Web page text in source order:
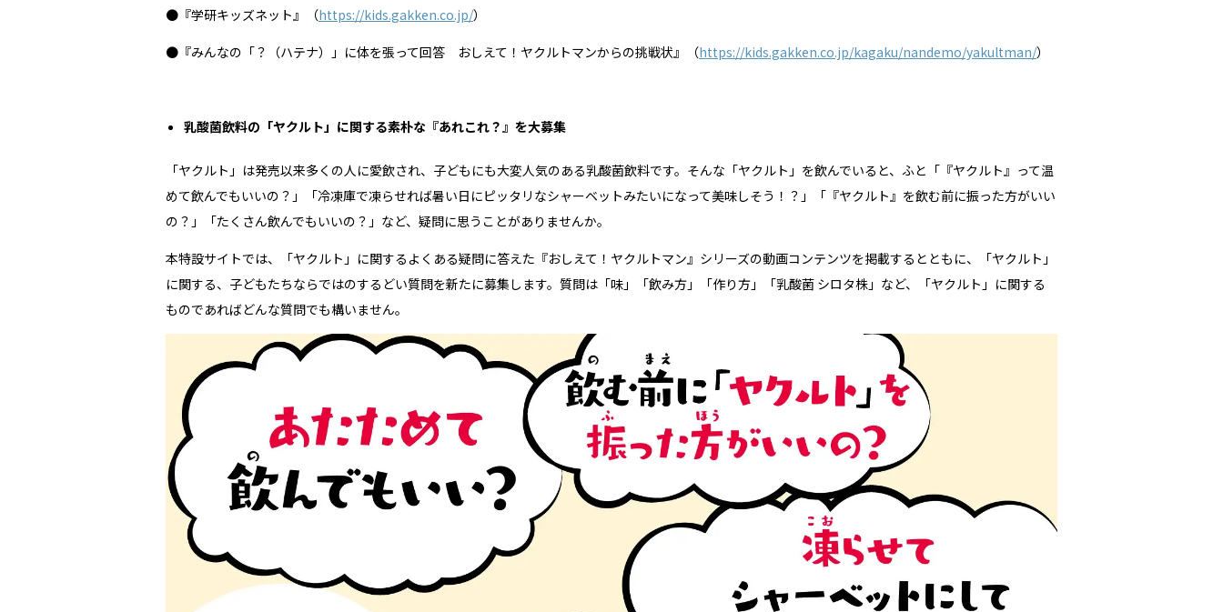
●『学研キッズネット』（https://kids.gakken.co.jp/）
●『みんなの「？（ハテナ）」に体を張って回答 おしえて！ヤクルトマンからの挑戦状』（https://kids.gakken.co.jp/kagaku/nandemo/yakultman/）
乳酸菌飲料の「ヤクルト」に関する素朴な『あれこれ？』を大募集
「ヤクルト」は発売以来多くの人に愛飲され、子どもにも大変人気のある乳酸菌飲料です。そんな「ヤクルト」を飲んでいると、ふと「『ヤクルト』って温
めて飲んでもいいの？」「冷凍庫で凍らせれば暑い日にピッタリなシャーベットみたいになって美味しそう！？」「『ヤクルト』を飲む前に振った方がいい
の？」「たくさん飲んでもいいの？」など、疑問に思うことがありませんか。
本特設サイトでは、「ヤクルト」に関するよくある疑問に答えた『おしえて！ヤクルトマン』シリーズの動画コンテンツを掲載するとともに、「ヤクルト」
に関する、子どもたちならではのするどい質問を新たに募集します。質問は「味」「飲み方」「作り方」「乳酸菌 シロタ株」など、「ヤクルト」に関する
ものであればどんな質問でも構いません。